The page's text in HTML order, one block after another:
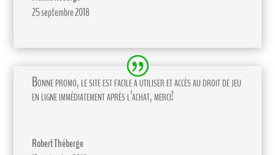
25 septembre 2018
Bonne promo, le site est facile a utiliser et accès au droit de jeu
en ligne immédiatement après l’achat, merci!
Robert Théberge